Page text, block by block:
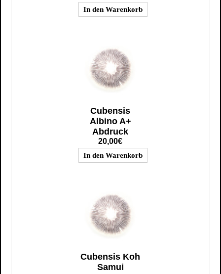
Cubensis
Albino A+
Abdruck
20,00€
Cubensis Koh
Samui